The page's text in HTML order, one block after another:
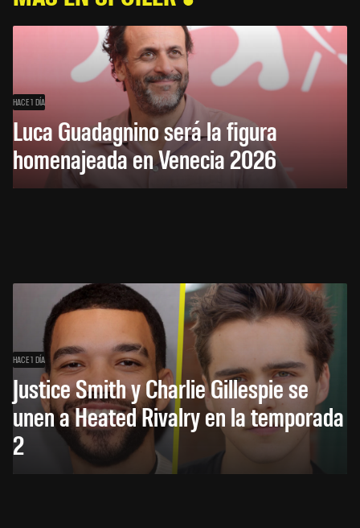
HACE 1 DÍA
Luca Guadagnino será la figura
homenajeada en Venecia 2026
HACE 1 DÍA
Justice Smith y Charlie Gillespie se
unen a Heated Rivalry en la temporada
2